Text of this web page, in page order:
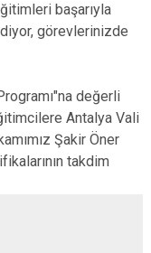
başarıyla
görevlerinizde
değerli
Antalya Vali
Şakir Öner
takdim